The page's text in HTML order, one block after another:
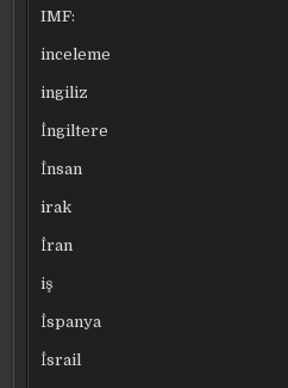
IMF:
inceleme
ingiliz
İngiltere
İnsan
irak
İran
iş
İspanya
İsrail